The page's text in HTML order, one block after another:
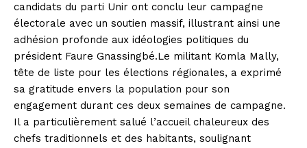
candidats du parti Unir ont conclu leur campagne
électorale avec un soutien massif, illustrant ainsi une
adhésion profonde aux idéologies politiques du
président Faure Gnassingbé.Le militant Komla Mally,
tête de liste pour les élections régionales, a exprimé
sa gratitude envers la population pour son
engagement durant ces deux semaines de campagne.
Il a particulièrement salué l’accueil chaleureux des
chefs traditionnels et des habitants, soulignant